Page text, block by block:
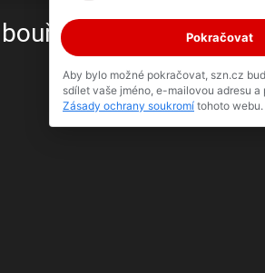
Pokračovat
Aby bylo možné pokračovat, szn.cz
sdílet vaše jméno, e-mailovou adresu
Zásady ochrany soukromí tohoto webu.